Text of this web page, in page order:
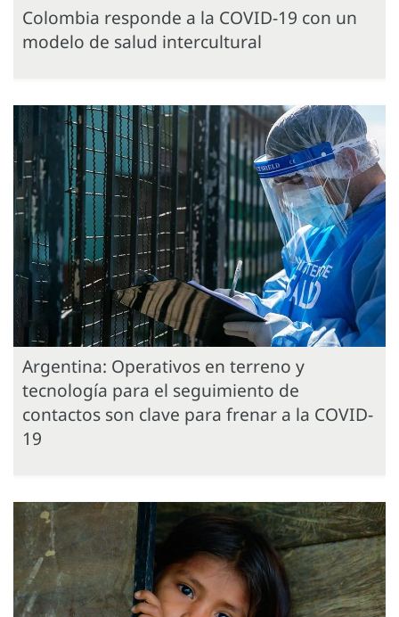
Colombia responde a la COVID-19 con un
modelo de salud intercultural
Argentina: Operativos en terreno y
tecnología para el seguimiento de
contactos son clave para frenar a la COVID-
19